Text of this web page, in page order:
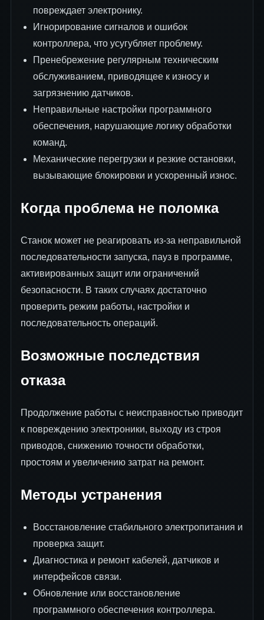
повреждает электронику.
Игнорирование сигналов и ошибок
контроллера, что усугубляет проблему.
Пренебрежение регулярным техническим
обслуживанием, приводящее к износу и
загрязнению датчиков.
Неправильные настройки программного
обеспечения, нарушающие логику обработки
команд.
Механические перегрузки и резкие остановки,
вызывающие блокировки и ускоренный износ.
Когда проблема не поломка
Станок может не реагировать из-за неправильной
последовательности запуска, пауз в программе,
активированных защит или ограничений
безопасности. В таких случаях достаточно
проверить режим работы, настройки и
последовательность операций.
Возможные последствия
отказа
Продолжение работы с неисправностью приводит
к повреждению электроники, выходу из строя
приводов, снижению точности обработки,
простоям и увеличению затрат на ремонт.
Методы устранения
Восстановление стабильного электропитания и
проверка защит.
Диагностика и ремонт кабелей, датчиков и
интерфейсов связи.
Обновление или восстановление
программного обеспечения контроллера.